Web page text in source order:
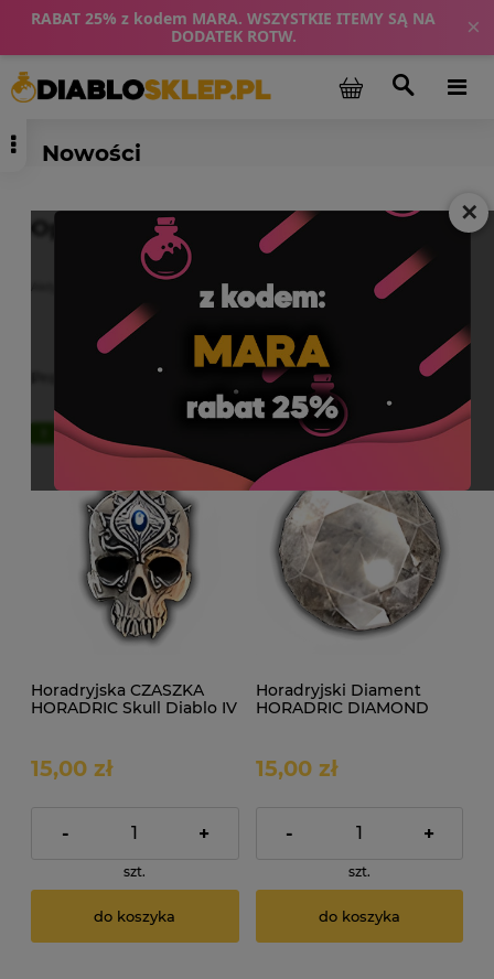
RABAT 25% z kodem MARA. WSZYSTKIE ITEMY SĄ NA
DODATEK ROTW.
×
Nowości
✕
Opcje przeglądania
Nowości
Horadryjska CZASZKA
HORADRIC Skull Diablo IV
15,00 zł
- +
szt.
do koszyka
Horadryjski Diament
HORADRIC DIAMOND
15,00 zł
- +
szt.
do koszyka